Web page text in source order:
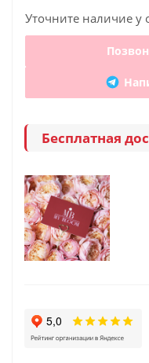
Уточните наличие у
Бесплатная